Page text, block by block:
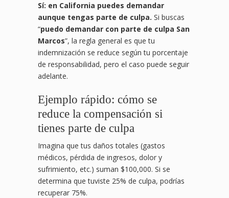
Sí: en California puedes demandar
aunque tengas parte de culpa. Si buscas
“puedo demandar con parte de culpa San
Marcos”, la regla general es que tu
indemnización se reduce según tu porcentaje
de responsabilidad, pero el caso puede seguir
adelante.
Ejemplo rápido: cómo se
reduce la compensación si
tienes parte de culpa
Imagina que tus daños totales (gastos
médicos, pérdida de ingresos, dolor y
sufrimiento, etc.) suman $100,000. Si se
determina que tuviste 25% de culpa, podrías
recuperar 75%.